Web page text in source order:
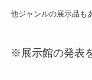
他ジャンルの展示品も
※展示館の発表